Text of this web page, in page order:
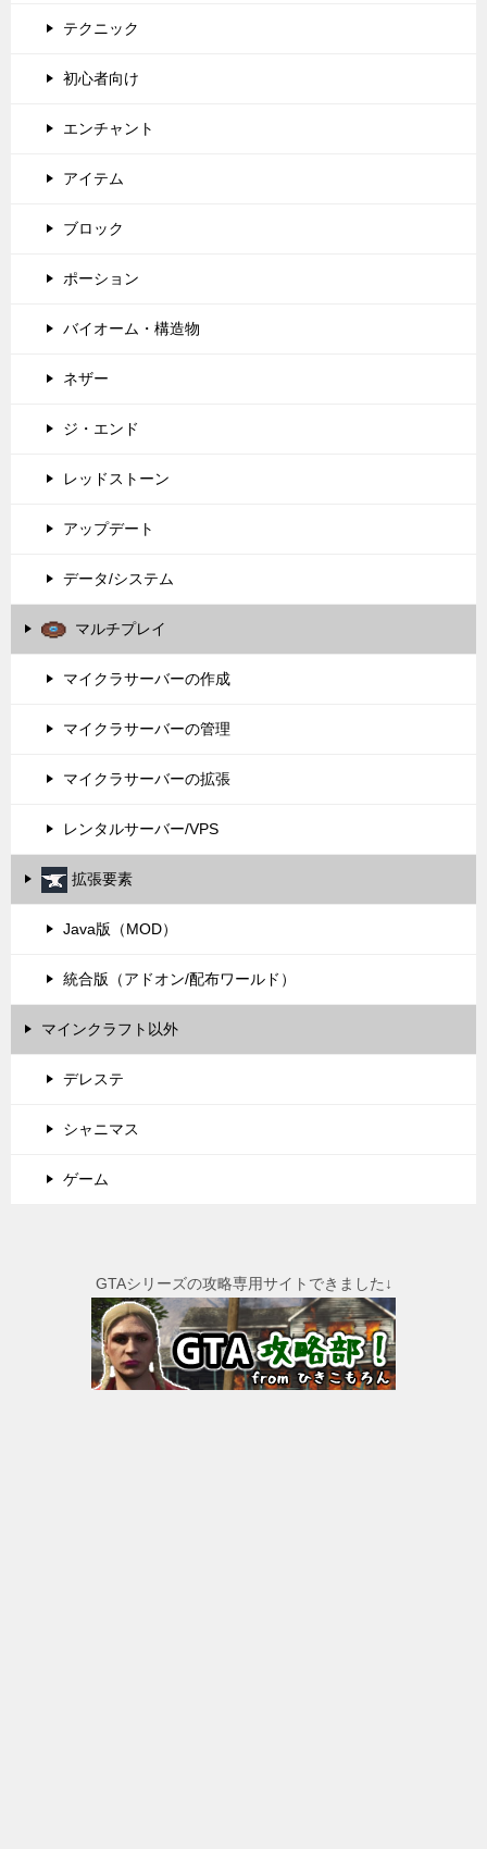
テクニック
初心者向け
エンチャント
アイテム
ブロック
ポーション
バイオーム・構造物
ネザー
ジ・エンド
レッドストーン
アップデート
データ/システム
マルチプレイ
マイクラサーバーの作成
マイクラサーバーの管理
マイクラサーバーの拡張
レンタルサーバー/VPS
拡張要素
Java版（MOD）
統合版（アドオン/配布ワールド）
マインクラフト以外
デレステ
シャニマス
ゲーム
GTAシリーズの攻略専用サイトできました↓